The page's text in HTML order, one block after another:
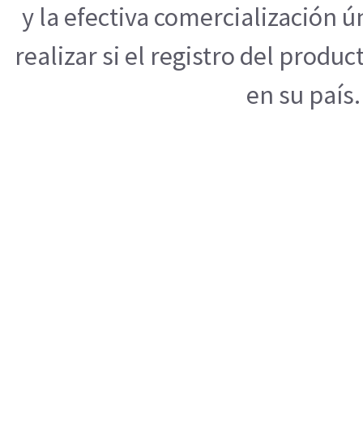
y la efectiva comercialización
realizar si el registro del
en su país.